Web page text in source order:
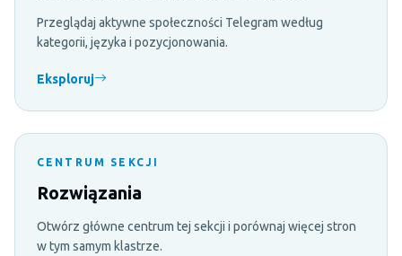
Przeglądaj aktywne społeczności Telegram według
kategorii, języka i pozycjonowania.
Eksploruj
CENTRUM SEKCJI
Rozwiązania
Otwórz główne centrum tej sekcji i porównaj więcej stron
w tym samym klastrze.